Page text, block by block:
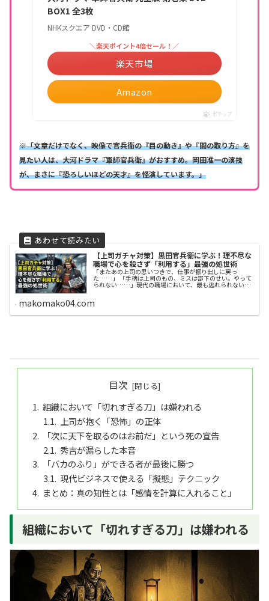
BOX1 全3枚
NHKスクエア DVD・CD館
Amazon
＼楽天ポイント4倍セール！／
楽天市場
ポチップ
※「文章だけでなく、映像で官兵衛の『目の動き』や『間の取り方』を
見たい人は、大河ドラマ『軍師官兵衛』がおすすめ。岡田准一の演技
が、まさに『恐ろしいほどの天才』を怪演しています。」
【上司ガチャ対策】黒田官兵衛に学ぶ！理不尽な
職場で心を殺さず「利用する」最強の処世術
「またあの上司の思いつきで、仕事が振り出しに戻っ
た……」 「手柄は上司のもの、ミスは部下のせい。やって
られない……」現代の職場において、最も逃れられないス
makomako04.com
目次
組織において「切れすぎる刀」は嫌われる
上司が抱く「恐怖」の正体
「次に天下を取るのはお前だ」という死の宣告
秀吉が漏らした本音
「バカのふり」ができる者が最後に勝つ
現代ビジネスで使える「擬態」テクニック
まとめ：真の知性とは「感情を計算に入れること」
組織において「切れすぎる刀」は嫌われる